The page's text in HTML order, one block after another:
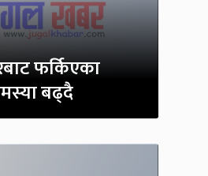
फर्किएका
बढ्दै